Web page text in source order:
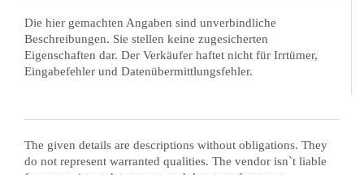
Die hier gemachten Angaben sind unverbindliche
Beschreibungen. Sie stellen keine zugesicherten
Eigenschaften dar. Der Verkäufer haftet nicht für Irrtümer,
Eingabefehler und Datenübermittlungsfehler.
The given details are descriptions without obligations. They
do not represent warranted qualities. The vendor isn`t liable